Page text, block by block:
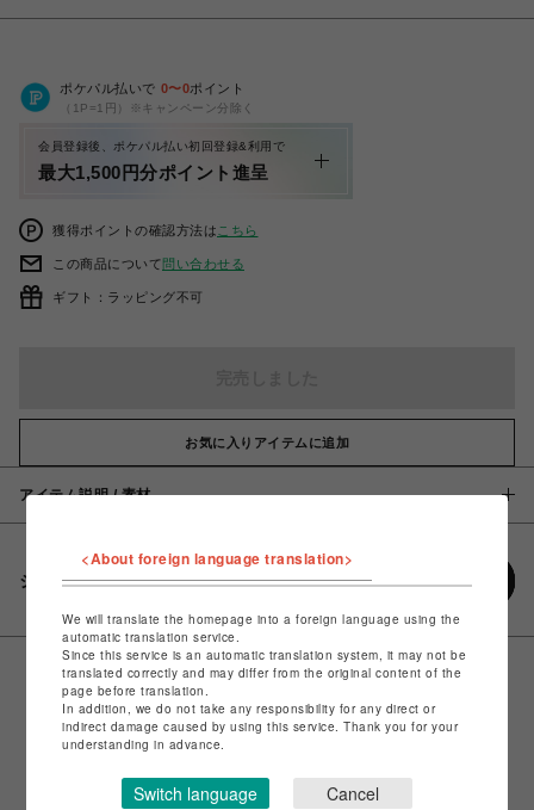
ポケパル払いで 0〜0ポイント
（1P=1円）※キャンペーン分除く
会員登録後、ポケパル払い初回登録&利用で
最大1,500円分ポイント進呈
獲得ポイントの確認方法は こちら
この商品について問い合わせる
ギフト：ラッピング不可
お気に入りアイテムに追加
アイテム説明 / 素材
シェアする
<About foreign language translation>
We will translate the homepage into a foreign language using the
automatic translation service.
Since this service is an automatic translation system, it may not be
translated correctly and may differ from the original content of the
page before translation.
In addition, we do not take any responsibility for any direct or
indirect damage caused by using this service. Thank you for your
understanding in advance.
Switch language Cancel